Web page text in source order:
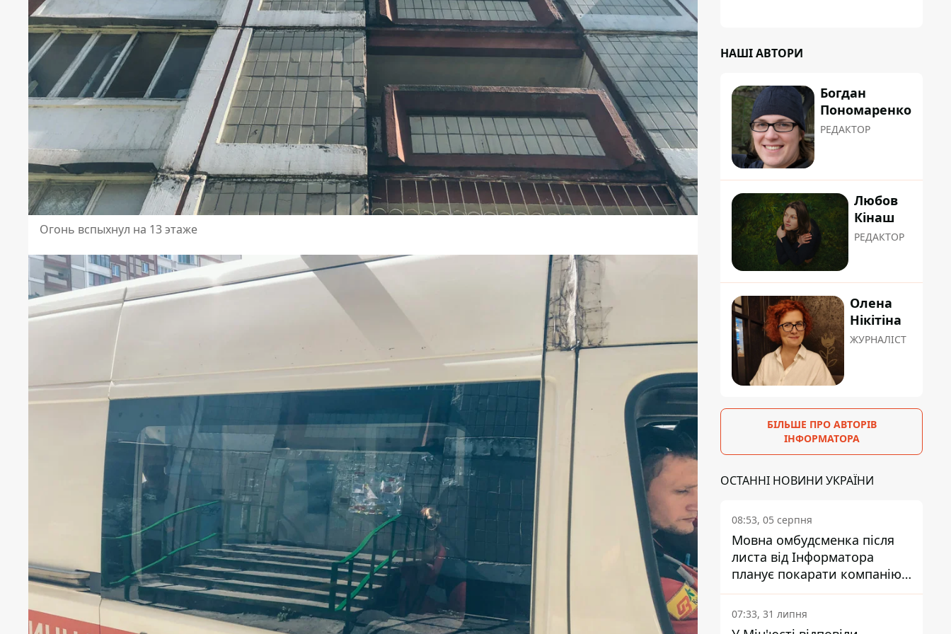
Огонь вспыхнул на 13 этаже
НАШІ АВТОРИ
Богдан
Пономаренко
РЕДАКТОР
Любов
Кінаш
РЕДАКТОР
Олена
Нікітіна
ЖУРНАЛІСТ
БІЛЬШЕ ПРО АВТОРІВ
ІНФОРМАТОРА
ОСТАННІ НОВИНИ УКРАЇНИ
08:53, 05 серпня
Мовна омбудсменка після
листа від Інформатора
планує покарати компанію-
підрядника ПриватБанку
07:33, 31 липня